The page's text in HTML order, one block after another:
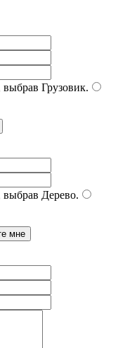
выбрав Грузовик.
выбрав Дерево.